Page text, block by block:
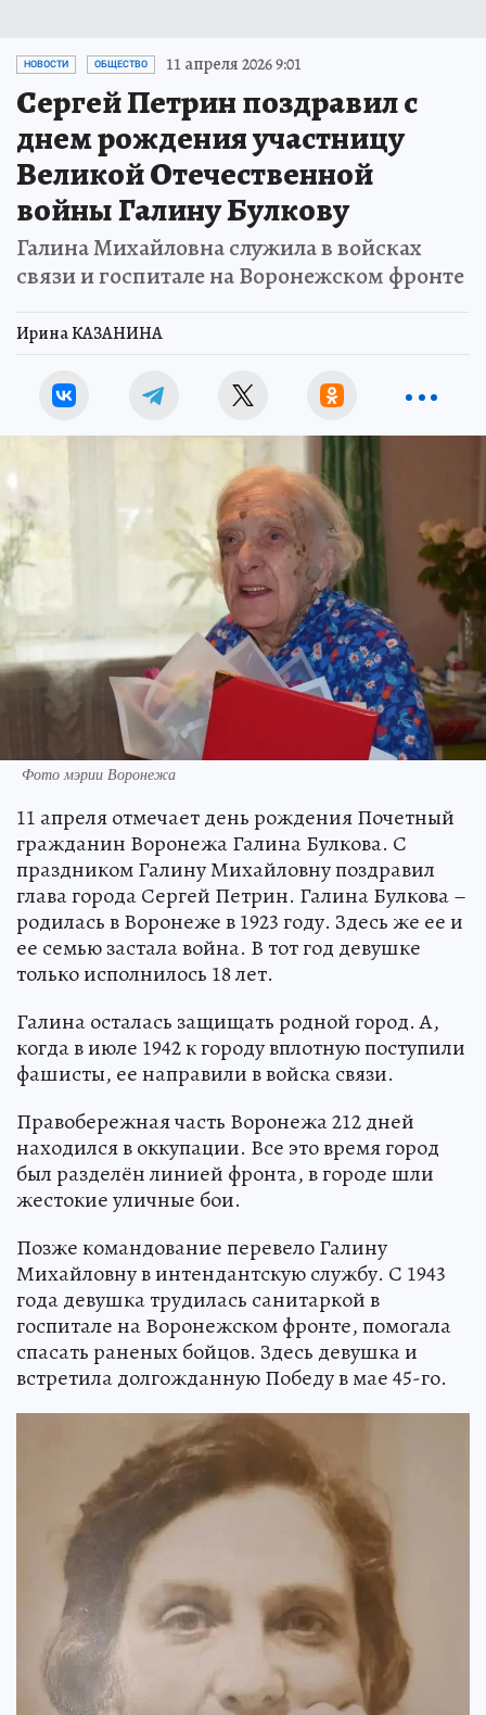
НОВОСТИ ОБЩЕСТВО 11 апреля 2026 9:01
Сергей Петрин поздравил с
днем рождения участницу
Великой Отечественной
войны Галину Булкову
Галина Михайловна служила в войсках
связи и госпитале на Воронежском фронте
Ирина КАЗАНИНА
Фото мэрии Воронежа
11 апреля отмечает день рождения Почетный
гражданин Воронежа Галина Булкова. С
праздником Галину Михайловну поздравил
глава города Сергей Петрин. Галина Булкова –
родилась в Воронеже в 1923 году. Здесь же ее и
ее семью застала война. В тот год девушке
только исполнилось 18 лет.
Галина осталась защищать родной город. А,
когда в июле 1942 к городу вплотную поступили
фашисты, ее направили в войска связи.
Правобережная часть Воронежа 212 дней
находился в оккупации. Все это время город
был разделён линией фронта, в городе шли
жестокие уличные бои.
Позже командование перевело Галину
Михайловну в интендантскую службу. С 1943
года девушка трудилась санитаркой в
госпитале на Воронежском фронте, помогала
спасать раненых бойцов. Здесь девушка и
встретила долгожданную Победу в мае 45-го.